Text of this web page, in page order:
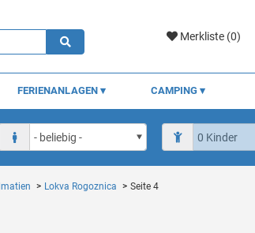
Merkliste (0)
FERIENANLAGEN CAMPING
Lokva Rogoznica Seite 4